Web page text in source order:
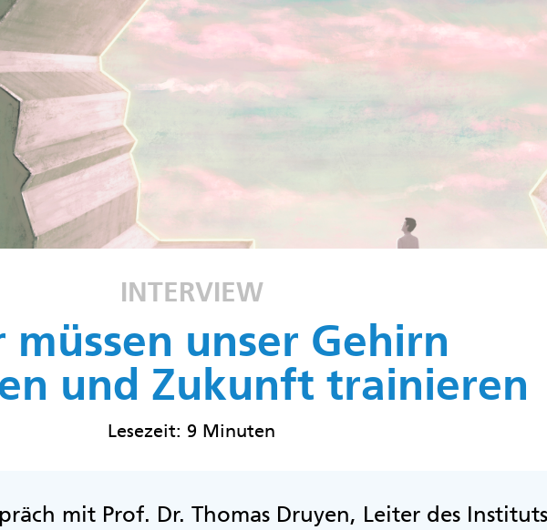
INTERVIEW
müssen unser Gehirn
und Zukunft trainieren
Lesezeit: 9 Minuten
mit Prof. Dr. Thomas Druyen, Leiter des Instituts